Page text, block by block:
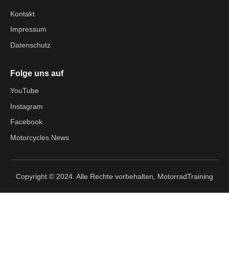
Kontakt
Impressum
Datenschutz
Folge uns auf
YouTube
Instagram
Facebook
Motorcycles.News
Copyright © 2024. Alle Rechte vorbehalten, MotorradTraining